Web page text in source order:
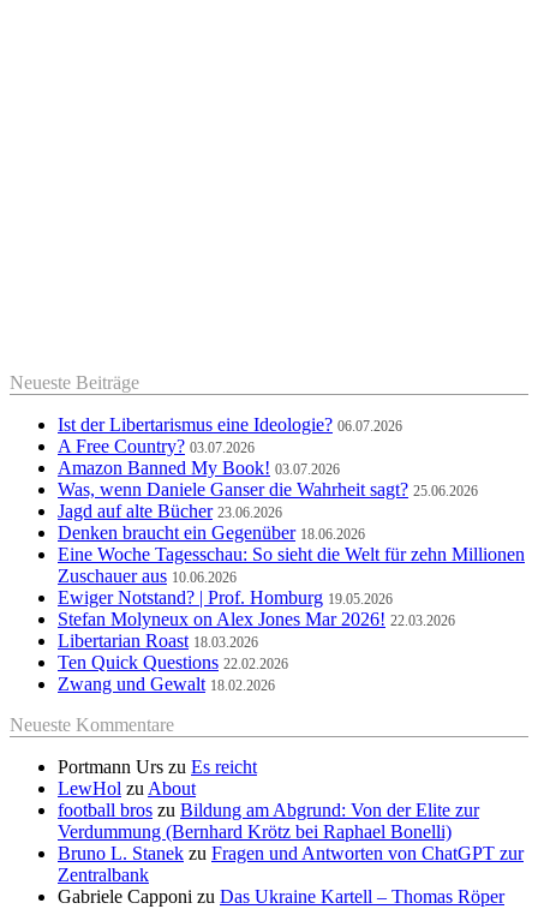
Neueste Beiträge
Ist der Libertarismus eine Ideologie? 06.07.2026
A Free Country? 03.07.2026
Amazon Banned My Book! 03.07.2026
Was, wenn Daniele Ganser die Wahrheit sagt? 25.06.2026
Jagd auf alte Bücher 23.06.2026
Denken braucht ein Gegenüber 18.06.2026
Eine Woche Tagesschau: So sieht die Welt für zehn Millionen
Zuschauer aus 10.06.2026
Ewiger Notstand? | Prof. Homburg 19.05.2026
Stefan Molyneux on Alex Jones Mar 2026! 22.03.2026
Libertarian Roast 18.03.2026
Ten Quick Questions 22.02.2026
Zwang und Gewalt 18.02.2026
Neueste Kommentare
Portmann Urs zu Es reicht
LewHol zuAbout
football bros zu Bildung am Abgrund: Von der Elite zur
Verdummung (Bernhard Krötz bei Raphael Bonelli)
Bruno L. Stanek zu Fragen und Antworten von ChatGPT zur
Zentralbank
Gabriele Capponi zu Das Ukraine Kartell – Thomas Röper